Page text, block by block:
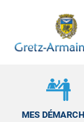
contenu
Gretz-
Site
MES